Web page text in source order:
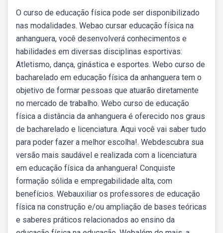
O curso de educação física pode ser disponibilizado
nas modalidades. Webao cursar educação física na
anhanguera, você desenvolverá conhecimentos e
habilidades em diversas disciplinas esportivas:
Atletismo, dança, ginástica e esportes. Webo curso de
bacharelado em educação física da anhanguera tem o
objetivo de formar pessoas que atuarão diretamente
no mercado de trabalho. Webo curso de educação
física a distância da anhanguera é oferecido nos graus
de bacharelado e licenciatura. Aqui você vai saber tudo
para poder fazer a melhor escolha!. Webdescubra sua
versão mais saudável e realizada com a licenciatura
em educação física da anhanguera! Conquiste
formação sólida e empregabilidade alta, com
benefícios. Webauxiliar os professores de educação
física na construção e/ou ampliação de bases teóricas
e saberes práticos relacionados ao ensino da